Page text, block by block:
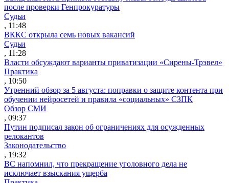
после проверки Генпрокуратуры
Судьи
, 11:48
ВККС открыла семь новых вакансий
Судьи
, 11:28
Власти обсуждают варианты приватизации «Сирены-Трэвел»
Практика
, 10:50
Утренний обзор за 5 августа: поправки о защите контента при
обучении нейросетей и правила «социальных» СЗПК
Обзор СМИ
, 09:37
Путин подписал закон об ограничениях для осужденных
релокантов
Законодательство
, 19:32
ВС напомнил, что прекращение уголовного дела не
исключает взыскания ущерба